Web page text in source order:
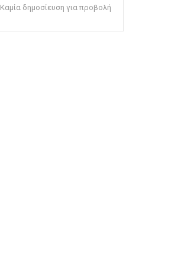
Καμία δημοσίευση για προβολή